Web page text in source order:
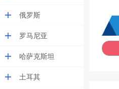
俄罗斯
罗马尼亚
哈萨克斯坦
土耳其